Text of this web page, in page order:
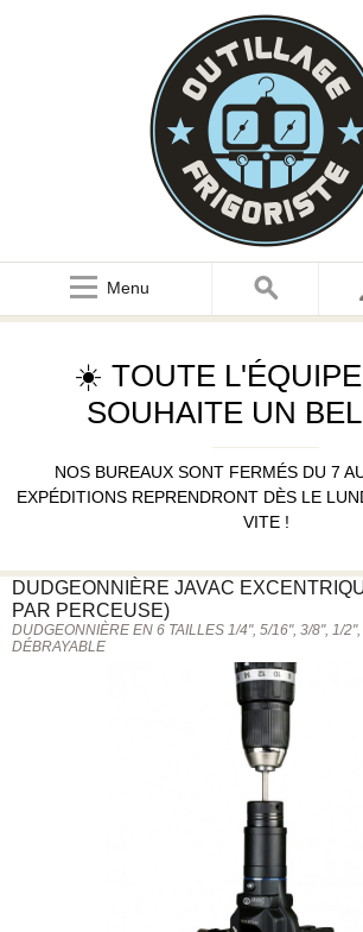
Menu
☀️ TOUTE
SOUHAITE UN
NOS BUREAUX SONT FERMÉS DU 7
EXPÉDITIONS REPRENDRONT DÈS LE
VITE !
DUDGEONNIÈRE JAVAC
PAR PERCEUSE)
DUDGEONNIÈRE EN 6 TAILLES 1/4", 5/16", 3/8", 1/2",
DÉBRAYABLE